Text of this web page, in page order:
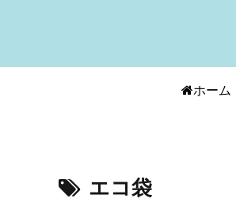
ホーム
エコ袋